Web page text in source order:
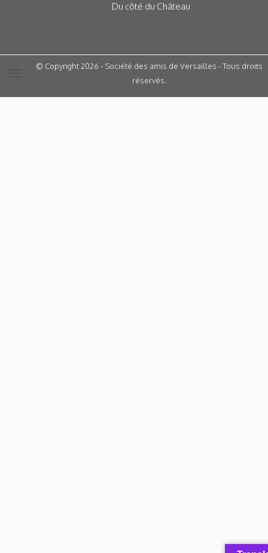
Du côté du Château
© Copyright 2026 - Société des amis de Versailles - Tous droits
réservés.